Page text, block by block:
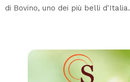
di Bovino, uno dei più belli d'Italia.